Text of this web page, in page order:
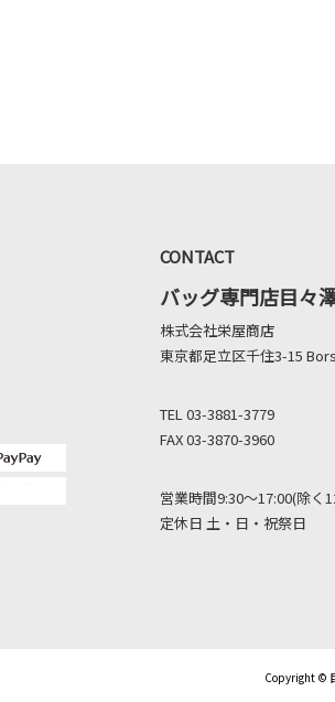
CONTACT
バッグ専門店目々
株式会社栄屋商店
東京都足立区千住3-15
TEL 03-3881-3779
FAX 03-3870-3960
営業時間9:30～17:00(除く
定休日 土・日・祝祭日
Copyright ©